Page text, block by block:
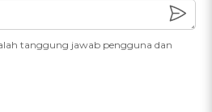
tanggung jawab pengguna dan